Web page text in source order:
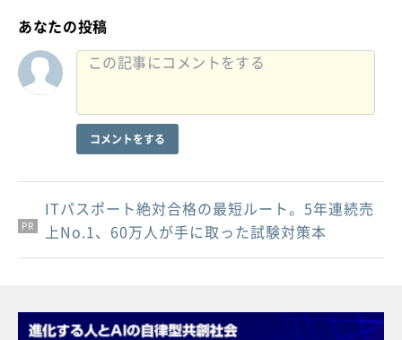
あなたの投稿
コメントをする
PR
PR
PR
ITパスポート絶対合格の最短ルート。5年連続売
上No.1、60万人が手に取った試験対策本